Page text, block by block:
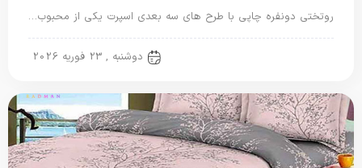
روتختی دونفره چاپی با طرح های سه بعدی اسپرت یکی از محبوب…
دوشنبه , 23 فوریه 2026